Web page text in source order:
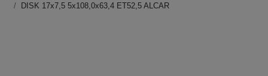
DISK 17x7,5 5x108,0x63,4 ET52,5 ALCAR